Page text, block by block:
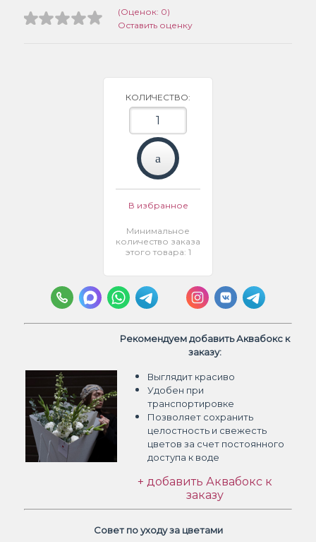
(Оценок: 0)
Оставить оценку
КОЛИЧЕСТВО:
В избранное
Минимальное
количество заказа
этого товара: 1
Рекомендуем добавить Аквабокс к
заказу:
Выглядит красиво
Удобен при
транспортировке
Позволяет сохранить
целостность и свежесть
цветов за счет постоянного
доступа к воде
+ добавить Аквабокс к
заказу
Совет по уходу за цветами